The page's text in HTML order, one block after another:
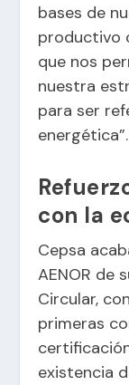
bases de
productivo
que nos
nuestra
para ser
energética”.
con la
Cepsa
AENOR de
Circular,
primeras
existencia